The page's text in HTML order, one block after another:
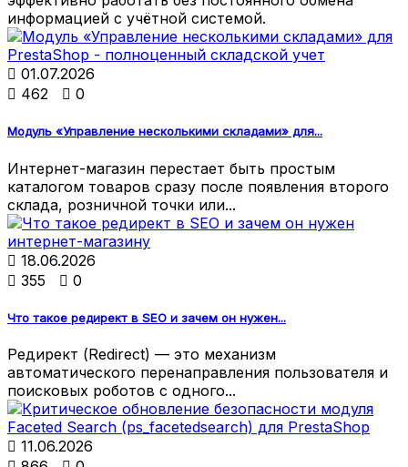
информацией с учётной системой.
 01.07.2026
 462  0
Модуль «Управление несколькими складами» для...
Интернет-магазин перестает быть простым
каталогом товаров сразу после появления второго
склада, розничной точки или...
 18.06.2026
 355  0
Что такое редирект в SEO и зачем он нужен...
Редирект (Redirect) — это механизм
автоматического перенаправления пользователя и
поисковых роботов с одного...
 11.06.2026